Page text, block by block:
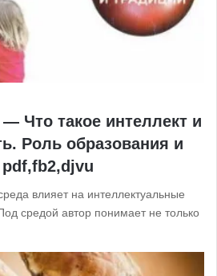
Что такое интеллект и
Роль образования и
pdf,fb2,djvu
влияет на интеллектуальные
средой автор понимает не только